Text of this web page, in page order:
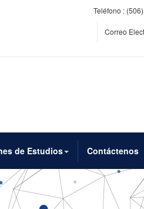
Teléfono :
Correo
de Estudios Contáctenos